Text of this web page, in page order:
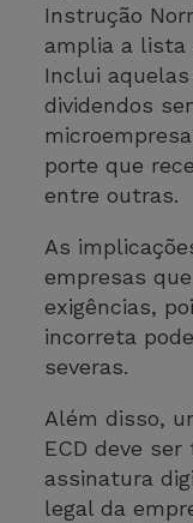
Instrução
amplia a lista
Inclui
dividendos
porte que
entre outras.
As
empresas
exigências,
incorreta
severas.
Além disso,
ECD deve
assinatura
legal da